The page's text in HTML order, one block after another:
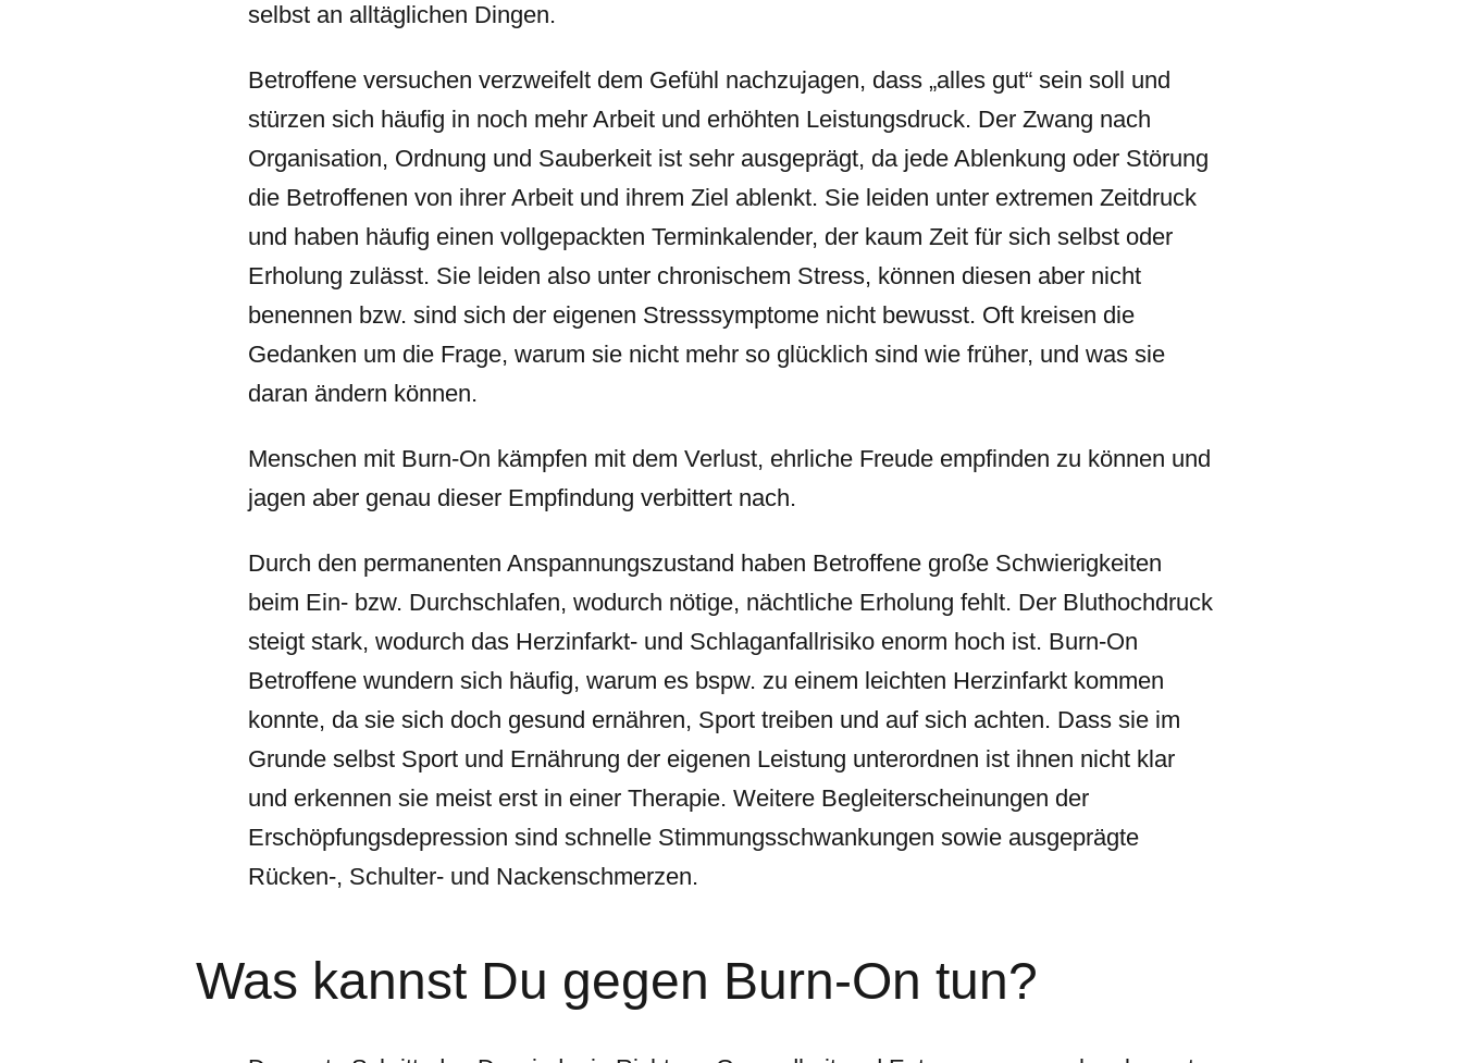
selbst an alltäglichen Dingen.
Betroffene versuchen verzweifelt dem Gefühl nachzujagen, dass „alles gut“ sein soll und
stürzen sich häufig in noch mehr Arbeit und erhöhten Leistungsdruck. Der Zwang nach
Organisation, Ordnung und Sauberkeit ist sehr ausgeprägt, da jede Ablenkung oder Störung
die Betroffenen von ihrer Arbeit und ihrem Ziel ablenkt. Sie leiden unter extremen Zeitdruck
und haben häufig einen vollgepackten Terminkalender, der kaum Zeit für sich selbst oder
Erholung zulässt. Sie leiden also unter chronischem Stress, können diesen aber nicht
benennen bzw. sind sich der eigenen Stresssymptome nicht bewusst. Oft kreisen die
Gedanken um die Frage, warum sie nicht mehr so glücklich sind wie früher, und was sie
daran ändern können.
Menschen mit Burn-On kämpfen mit dem Verlust, ehrliche Freude empfinden zu können und
jagen aber genau dieser Empfindung verbittert nach.
Durch den permanenten Anspannungszustand haben Betroffene große Schwierigkeiten
beim Ein- bzw. Durchschlafen, wodurch nötige, nächtliche Erholung fehlt. Der Bluthochdruck
steigt stark, wodurch das Herzinfarkt- und Schlaganfallrisiko enorm hoch ist. Burn-On
Betroffene wundern sich häufig, warum es bspw. zu einem leichten Herzinfarkt kommen
konnte, da sie sich doch gesund ernähren, Sport treiben und auf sich achten. Dass sie im
Grunde selbst Sport und Ernährung der eigenen Leistung unterordnen ist ihnen nicht klar
und erkennen sie meist erst in einer Therapie. Weitere Begleiterscheinungen der
Erschöpfungsdepression sind schnelle Stimmungsschwankungen sowie ausgeprägte
Rücken-, Schulter- und Nackenschmerzen.
Was kannst Du gegen Burn-On tun?